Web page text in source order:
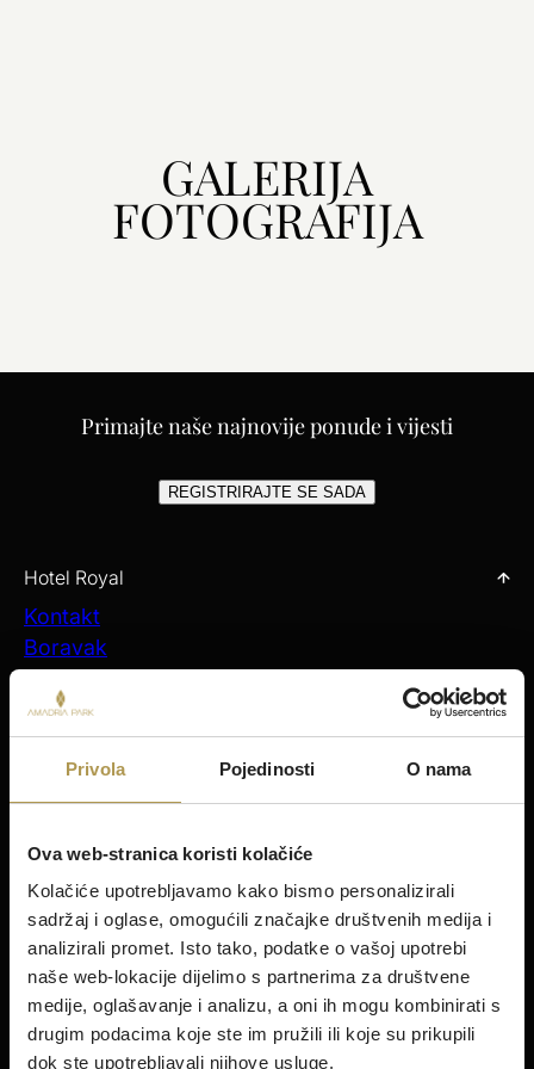
Privola Pojedinosti O nama
Ova web-stranica koristi kolačiće
Kolačiće upotrebljavamo kako bismo personalizirali
sadržaj i oglase, omogućili značajke društvenih medija i
analizirali promet. Isto tako, podatke o vašoj upotrebi
naše web-lokacije dijelimo s partnerima za društvene
medije, oglašavanje i analizu, a oni ih mogu kombinirati s
drugim podacima koje ste im pružili ili koje su prikupili
dok ste upotrebljavali njihove usluge.
GALERIJA
FOTOGRAFIJA
Primajte naše najnovije ponude i vijesti
REGISTRIRAJTE SE SADA
Hotel Royal
Kontakt
Boravak
Gastronomija
Sastanci i događanja
Aktivnosti
Moje rezervacije
Boravak
Amadria Park Hotel Ivan
Amadria Park Beach Hotel Jure
Amadria Park Kids Hotel Andrija
Amadria Park Family Hotel Jakov
Amadria Park Beach Hotel Niko